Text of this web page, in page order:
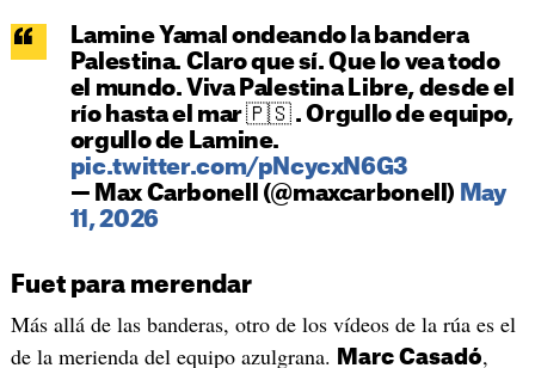
Lamine Yamal ondeando la bandera
Palestina. Claro que sí. Que lo vea todo
el mundo. Viva Palestina Libre, desde el
río hasta el mar 🇵🇸 . Orgullo de equipo,
orgullo de Lamine.
pic.twitter.com/pNcycxN6G3
— Max Carbonell (@maxcarbonell) May
11, 2026
Fuet para merendar
Más allá de las banderas, otro de los vídeos de la rúa es el
de la merienda del equipo azulgrana.
Marc Casadó,